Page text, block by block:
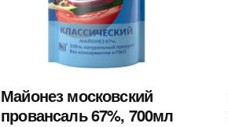
Майонез московский
провансаль 67%, 700мл